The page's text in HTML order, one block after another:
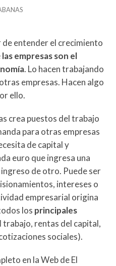
de entender el crecimiento
las empresas son el
. Lo hacen trabajando
empresas. Hacen algo
ello.
crea puestos del trabajo
para otras empresas
de capital y
euro que ingresa una
de otro. Puede ser
intereses o
empresarial origina
los principales
trabajo, rentas del capital,
sociales).
en la Web de El